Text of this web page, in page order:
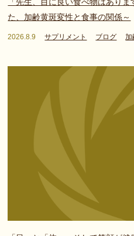
た、加齢黄斑変性と食事の関係～
2026.8.9 サプリメント ブログ 加